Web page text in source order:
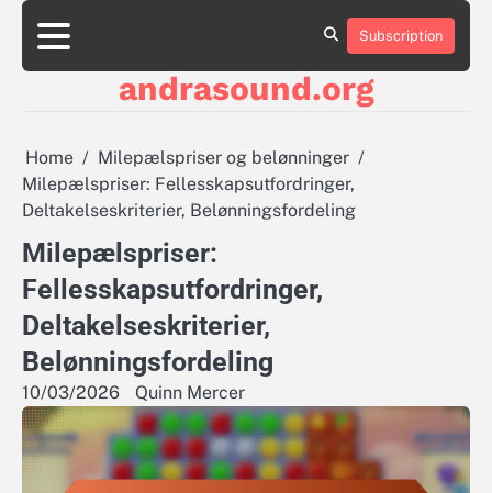
Skip
content
About
Contact
Cookie
Privacy
Sitemap
Terms
Conditions
Subscription
andrasound.org
Home
Milepælspriser og belønninger
Milepælspriser: Fellesskapsutfordringer,
Deltakelseskriterier, Belønningsfordeling
Milepælspriser:
Fellesskapsutfordringer,
Deltakelseskriterier,
Belønningsfordeling
10/03/2026 Quinn Mercer